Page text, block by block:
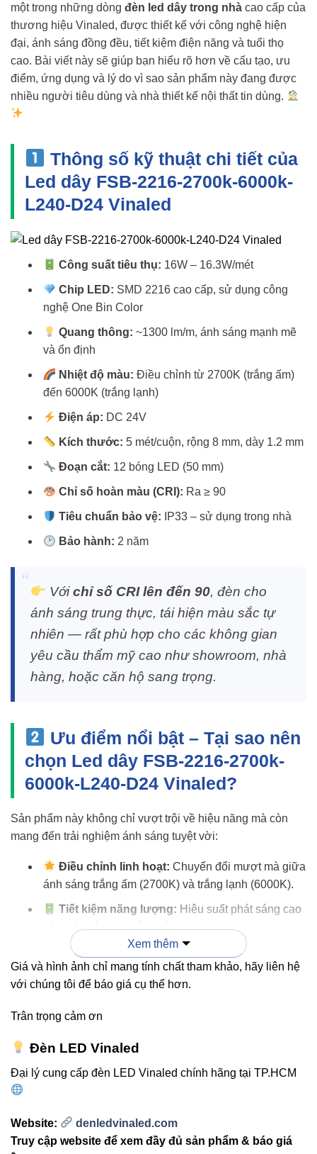
một trong những dòng đèn led dây trong nhà cao cấp của
thương hiệu Vinaled, được thiết kế với công nghệ hiện
đại, ánh sáng đồng đều, tiết kiệm điện năng và tuổi thọ
cao. Bài viết này sẽ giúp bạn hiểu rõ hơn về cấu tạo, ưu
điểm, ứng dụng và lý do vì sao sản phẩm này đang được
nhiều người tiêu dùng và nhà thiết kế nội thất tin dùng.
Thông số kỹ thuật chi tiết của
Led dây FSB-2216-2700k-6000k-
L240-D24 Vinaled
Công suất tiêu thụ: 16W – 16.3W/mét
Chip LED: SMD 2216 cao cấp, sử dụng công
nghệ One Bin Color
Quang thông: ~1300 lm/m, ánh sáng mạnh mẽ
và ổn định
Nhiệt độ màu: Điều chỉnh từ 2700K (trắng ấm)
đến 6000K (trắng lạnh)
Điện áp: DC 24V
Kích thước: 5 mét/cuộn, rộng 8 mm, dày 1.2 mm
Đoạn cắt: 12 bóng LED (50 mm)
Chỉ số hoàn màu (CRI): Ra ≥ 90
Tiêu chuẩn bảo vệ: IP33 – sử dụng trong nhà
Bảo hành: 2 năm
Vớichỉ số CRI lên đến 90, đèn cho
ánh sáng trung thực, tái hiện màu sắc tự
nhiên — rất phù hợp cho các không gian
yêu cầu thẩm mỹ cao như showroom, nhà
hàng, hoặc căn hộ sang trọng.
Ưu điểm nổi bật – Tại sao nên
chọn Led dây FSB-2216-2700k-
6000k-L240-D24 Vinaled?
Sản phẩm này không chỉ vượt trội về hiệu năng mà còn
mang đến trải nghiệm ánh sáng tuyệt vời:
Điều chỉnh linh hoạt: Chuyển đổi mượt mà giữa
ánh sáng trắng ấm (2700K) và trắng lạnh (6000K).
Tiết kiệm năng lượng: Hiệu suất phát sáng cao
với mức tiêu thụ điện thấp.
Thiết kế siêu mỏng:Dễ dàng uốn cong, gắn dán
cho mọi bề mặt nội thất.
Đồng nhất màu sắc:
Color– đảm bảo không có hiện tượng lệch màu
Dễ lắp đặt:Cắt nối theo từng đoạn linh hoạt (50
mm), tiện lợi cho thi công thực tế.
dây Vinaled phổ biến
Xem thêm
Giá và hình ảnh chỉ mang tính chất tham khảo, hãy liên hệ
với chúng tôi để báo giá cụ thể hơn.
Trân trọng cảm ơn
Đèn LED Vinaled
Đại lý cung cấp đèn LED Vinaled chính hãng tại TP.HCM
Website:
denledvinaled.com
Truy cập website để xem đầy đủ sản phẩm & báo giá